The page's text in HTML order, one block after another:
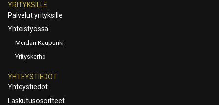
YRITYKSILLE
Palvelut yrityksille
Yhteistyössä
Meidän Kaupunki
Yrityskerho
YHTEYSTIEDOT
Yhteystiedot
Laskutusosoitteet